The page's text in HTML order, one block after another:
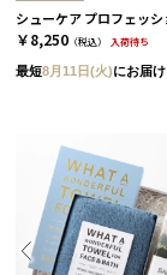
￥8,250 （税込） 入荷待ち
最短8月11日(火)にお届け